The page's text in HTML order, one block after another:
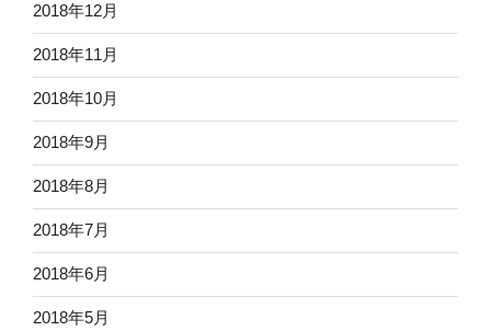
2018年12月
2018年11月
2018年10月
2018年9月
2018年8月
2018年7月
2018年6月
2018年5月